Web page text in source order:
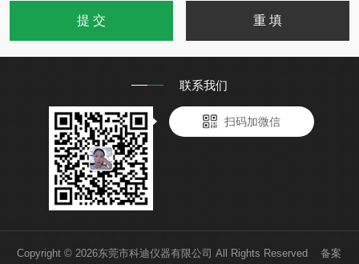
联系我们
扫码加微信
Copyright © 2026东莞市科迪仪器有限公司 All Rights Reserved 备案